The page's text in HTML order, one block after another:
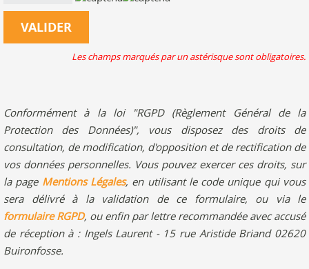
Les champs marqués par un astérisque sont obligatoires.
Conformément à la loi "RGPD (Règlement Général de la
Protection des Données)", vous disposez des droits de
consultation, de modification, d'opposition et de rectification de
vos données personnelles. Vous pouvez exercer ces droits, sur
la page Mentions Légales, en utilisant le code unique qui vous
sera délivré à la validation de ce formulaire, ou via le
formulaire RGPD, ou enfin par lettre recommandée avec accusé
de réception à : Ingels Laurent - 15 rue Aristide Briand 02620
Buironfosse.